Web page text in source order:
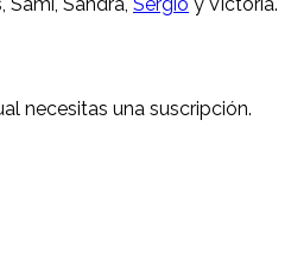
necesitas una suscripción.